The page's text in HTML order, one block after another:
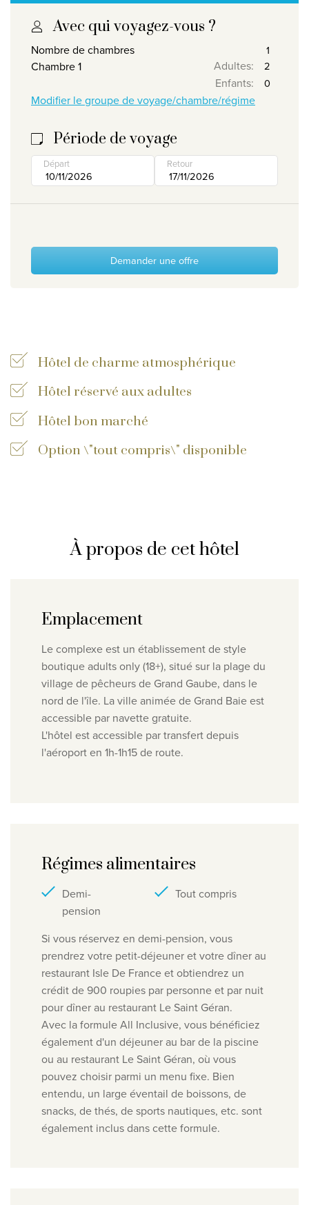
Nos destinations
Contactez nous
Conditions
Avec qui voyagez-vous ?
Nombre de chambres
Chambre 1
Adultes:
Enfants:
Modifier le groupe de voyage/chambre/régime
Période de voyage
Départ Retour
Demander une offre
Hôtel de charme atmosphérique
Hôtel réservé aux adultes
Hôtel bon marché
Option \"tout compris\" disponible
À propos de cet hôtel
Emplacement
Le complexe est un établissement de style
boutique adults only (18+), situé sur la plage du
village de pêcheurs de Grand Gaube, dans le
nord de l'île. La ville animée de Grand Baie est
accessible par navette gratuite.
L'hôtel est accessible par transfert depuis
l'aéroport en 1h-1h15 de route.
Régimes alimentaires
Demi-
pension
Tout compris
Si vous réservez en demi-pension, vous
prendrez votre petit-déjeuner et votre dîner au
restaurant Isle De France et obtiendrez un
crédit de 900 roupies par personne et par nuit
pour dîner au restaurant Le Saint Géran.
Avec la formule All Inclusive, vous bénéficiez
également d'un déjeuner au bar de la piscine
ou au restaurant Le Saint Géran, où vous
pouvez choisir parmi un menu fixe. Bien
entendu, un large éventail de boissons, de
snacks, de thés, de sports nautiques, etc. sont
également inclus dans cette formule.